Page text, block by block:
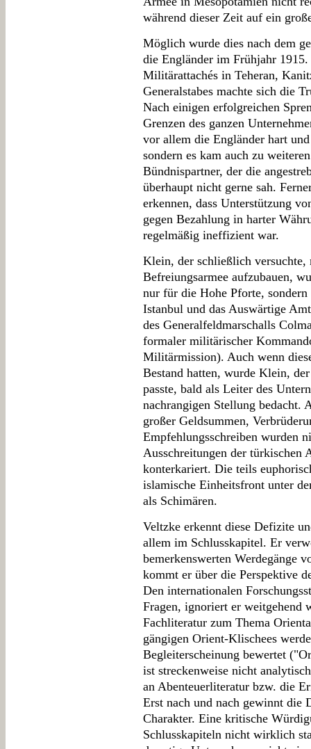
während dieser Zeit auf ein
Möglich wurde dies nach dem
die Engländer im Frühjahr
Militärattachés in Teheran,
Generalstabes machte sich die
Nach einigen erfolgreichen
Grenzen des ganzen
vor allem die Engländer hart
sondern es kam auch zu
Bündnispartner, der die
überhaupt nicht gerne sah.
erkennen, dass Unterstützung
gegen Bezahlung in harter
regelmäßig ineffizient war.
Klein, der schließlich versuchte,
Befreiungsarmee aufzubauen,
nur für die Hohe Pforte,
Istanbul und das Auswärtige
des Generalfeldmarschalls
formaler militärischer
Militärmission). Auch wenn
Bestand hatten, wurde Klein,
passte, bald als Leiter des
nachrangigen Stellung bedacht.
großer Geldsummen,
Empfehlungsschreiben wurden
Ausschreitungen der türkischen
konterkariert. Die teils
islamische Einheitsfront unter
als Schimären.
Veltzke erkennt diese Defizite
allem im Schlusskapitel. Er
bemerkenswerten Werdegänge
kommt er über die Perspektive
Den internationalen
Fragen, ignoriert er weitgehend
Fachliteratur zum Thema
gängigen Orient-Klischees
Begleiterscheinung bewertet
ist streckenweise nicht
an Abenteuerliteratur bzw. die
Erst nach und nach gewinnt die
Charakter. Eine kritische
Schlusskapiteln nicht wirklich